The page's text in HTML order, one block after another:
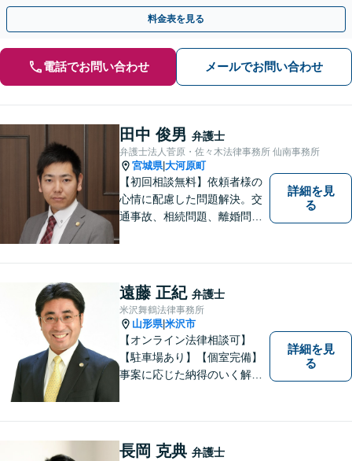
間・休日相談可】【オンライン相談可】
料金表を見る
電話でお問い合わせ メールでお問い合わせ
田中 俊男 弁護士
弁護士法人菅原・佐々木法律事務所 仙南事務所
宮城県|大河原町
【初回相談無料】依頼者様の
心情に配慮した問題解決。交
通事故、相続問題、離婚問題
籍。お困りの方はお気軽にご
相談ください。【大河原フォ
ルテ内】
詳細を見
る
遠藤 正紀 弁護士
米沢舞鶴法律事務所
山形県|米沢市
【オンライン法律相談可】
【駐車場あり】【個室完備】
事案に応じた納得のいく解決
詳細を見
る
長岡 克典 弁護士